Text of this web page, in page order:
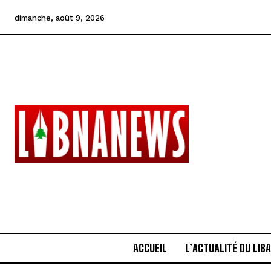
dimanche, août 9, 2026
ACCUEIL L’ACTUALITÉ DU